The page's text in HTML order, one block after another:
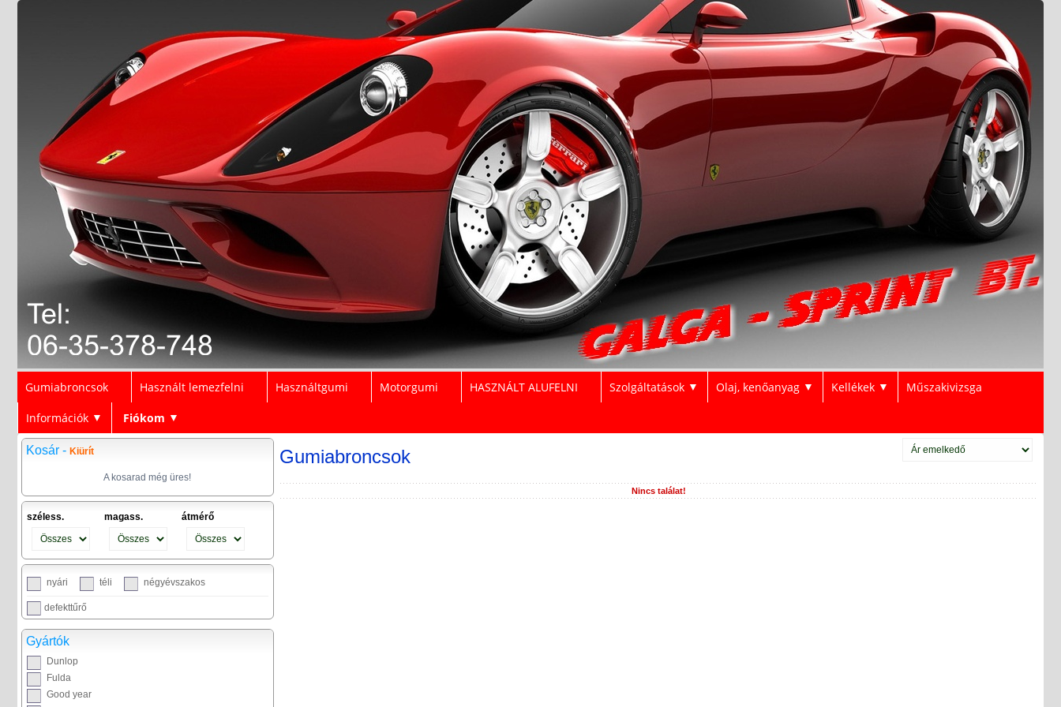
Gumiabroncsok Használt lemezfelni Használtgumi Motorgumi HASZNÁLT ALUFELNI Szolgáltatások ▼ Olaj, kenőanyag ▼ Kellékek ▼ Műszakivizsga
Információk ▼ Fiókom ▼
Kosár - Kiürít
A kosarad még üres!
széless. magass. átmérő
nyári téli négyévszakos
defekttűrő
Gyártók
Dunlop
Fulda
Good year
Gumiabroncsok
Nincs találat!